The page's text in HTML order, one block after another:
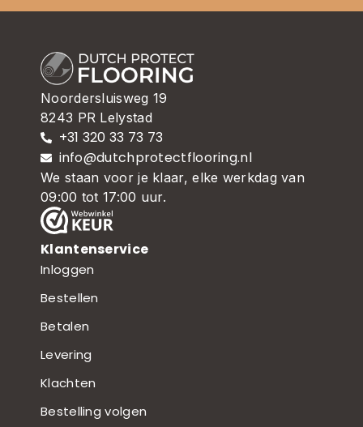
Noordersluisweg 19
8243 PR Lelystad
+31 320 33 73 73
info@dutchprotectflooring.nl
We staan voor je klaar, elke werkdag van
09:00 tot 17:00 uur.
Klantenservice
Inloggen
Bestellen
Betalen
Levering
Klachten
Bestelling volgen